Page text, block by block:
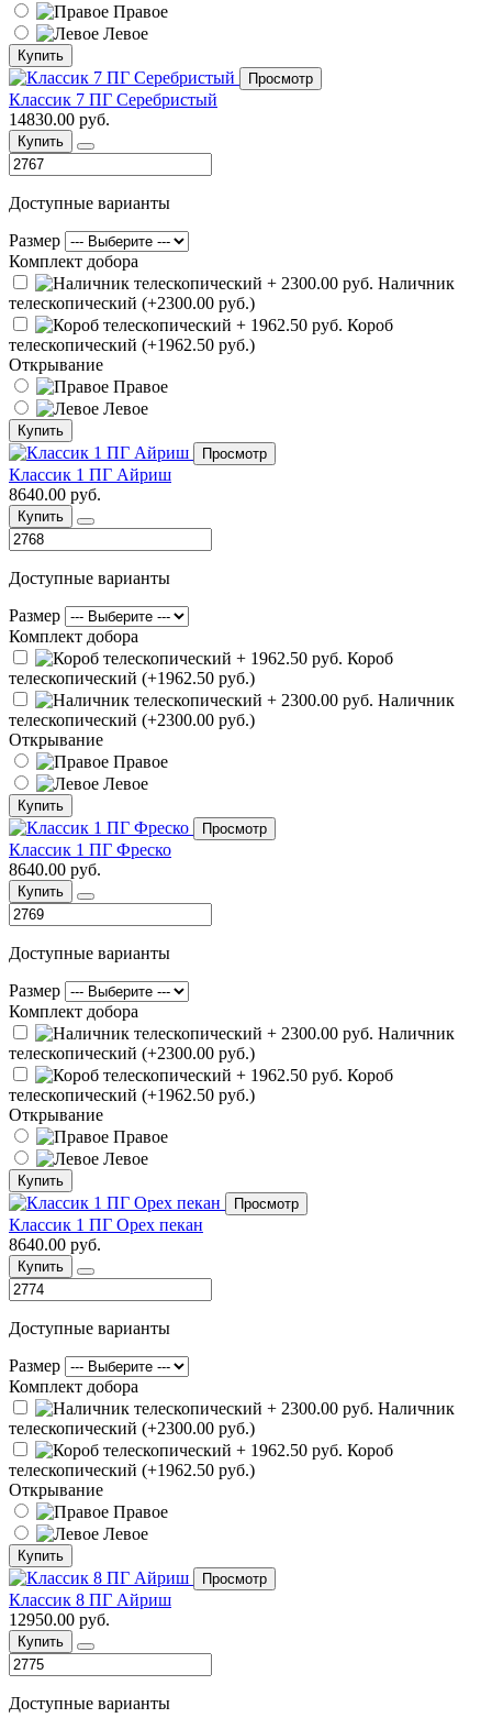
Правое
Левое
Купить
Просмотр
Классик 7 ПГ Серебристый
14830.00 руб.
Купить
Доступные варианты
Размер
Комплект добора
Наличник
телескопический (+2300.00 руб.)
Короб
телескопический (+1962.50 руб.)
Открывание
Правое
Левое
Купить
Просмотр
Классик 1 ПГ Айриш
8640.00 руб.
Купить
Доступные варианты
Размер
Комплект добора
Короб
телескопический (+1962.50 руб.)
Наличник
телескопический (+2300.00 руб.)
Открывание
Правое
Левое
Купить
Просмотр
Классик 1 ПГ Фреско
8640.00 руб.
Купить
Доступные варианты
Размер
Комплект добора
Наличник
телескопический (+2300.00 руб.)
Короб
телескопический (+1962.50 руб.)
Открывание
Правое
Левое
Купить
Просмотр
Классик 1 ПГ Орех пекан
8640.00 руб.
Купить
Доступные варианты
Размер
Комплект добора
Наличник
телескопический (+2300.00 руб.)
Короб
телескопический (+1962.50 руб.)
Открывание
Правое
Левое
Купить
Просмотр
Классик 8 ПГ Айриш
12950.00 руб.
Купить
Доступные варианты